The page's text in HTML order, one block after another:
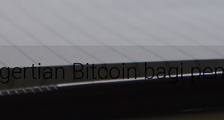
Bitcoin bagi